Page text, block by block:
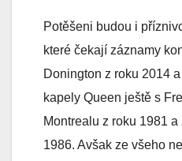
Potěšeni budou i
které čekají záznamy
Donington z roku 2014
kapely Queen ještě s
Montrealu z roku 1981
1986. Avšak ze všeho